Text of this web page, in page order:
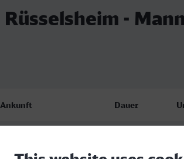
Rüsselsheim -
Ankunft Dauer
20.08.26